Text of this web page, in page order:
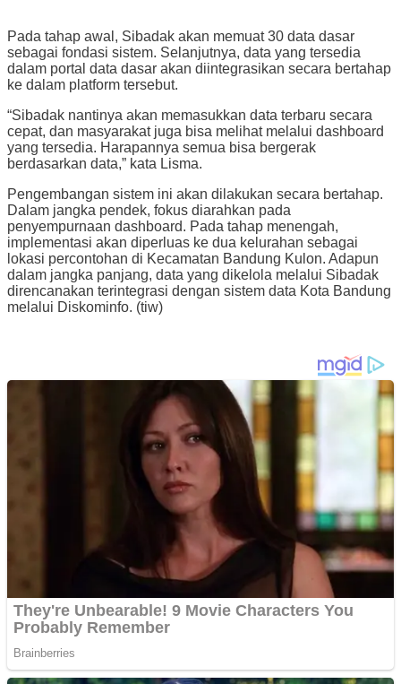
Pada tahap awal, Sibadak akan memuat 30 data dasar
sebagai fondasi sistem. Selanjutnya, data yang tersedia
dalam portal data dasar akan diintegrasikan secara bertahap
ke dalam platform tersebut.
“Sibadak nantinya akan memasukkan data terbaru secara
cepat, dan masyarakat juga bisa melihat melalui dashboard
yang tersedia. Harapannya semua bisa bergerak
berdasarkan data,” kata Lisma.
Pengembangan sistem ini akan dilakukan secara bertahap.
Dalam jangka pendek, fokus diarahkan pada
penyempurnaan dashboard. Pada tahap menengah,
implementasi akan diperluas ke dua kelurahan sebagai
lokasi percontohan di Kecamatan Bandung Kulon. Adapun
dalam jangka panjang, data yang dikelola melalui Sibadak
direncanakan terintegrasi dengan sistem data Kota Bandung
melalui Diskominfo. (tiw)